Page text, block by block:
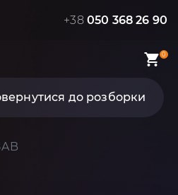
+38 050 368 26 90
0
до розборки